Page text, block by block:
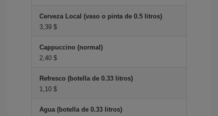
Cerveza Local (vaso o pinta de 0.5 litros)
3,39 $
Cappuccino (normal)
2,40 $
Refresco (botella de 0.33 litros)
1,10 $
Agua (botella de 0.33 litros)